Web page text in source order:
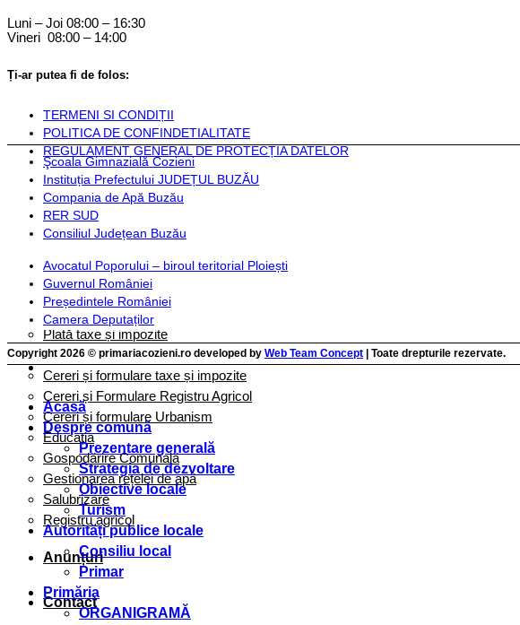
Inființarea Primăriei Cozieni
Documente financiare
Hotărârile Autorității Deliberative
Hotărârile autorității deliberative 2024
Hotărârile autorității deliberative 2025
Hotărârile autorității deliberative 2026
Hotărârile autorității deliberative 2027
Hotărârile autorității deliberative 2028
Hotărârile autorității deliberative 2029
Instituții și servicii publice
Plată taxe și impozite
Documente necesare pentru completarea cererilor şi formularelor (Taxe si
Cereri și formulare taxe și impozite
Cereri și Formulare Registru Agricol
Cereri și formulare Urbanism
Educația
Gospodărire Comunală
Gestionarea rețelei de apă
Salubrizare
Registru agricol
Anunțuri
Contact
Luni – Joi 08:00 – 16:30
Vineri 08:00 – 14:00
Ți-ar putea fi de folos:
TERMENI SI CONDIȚII
POLITICA DE CONFINDETIALITATE
REGULAMENT GENERAL DE PROTECȚIA DATELOR
Şcoala Gimnazială Cozieni
Instituția Prefectului JUDEȚUL BUZĂU
Compania de Apă Buzău
RER SUD
Consiliul Județean Buzău
Avocatul Poporului – biroul teritorial Ploiești
Guvernul României
Președintele României
Camera Deputaților
Copyright 2026 © primariacozieni.ro developed by Web Team Concept | Toate drepturile rezervate.
Acasă
Despre comună
Prezentare generală
Strategia de dezvoltare
Obiective locale
Turism
Autorități publice locale
Consiliu local
Primar
Primăria
ORGANIGRAMĂ